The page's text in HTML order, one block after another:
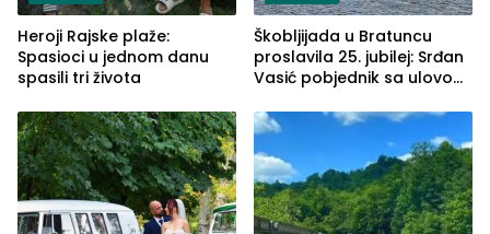
Heroji Rajske plaže:
Spasioci u jednom danu
spasili tri života
Škobljijada u Bratuncu
proslavila 25. jubilej: Srđan
Vasić pobjednik sa ulovom